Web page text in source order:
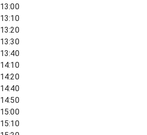
13:00
13:10
13:20
13:30
13:40
14:10
14:20
14:40
14:50
15:00
15:10